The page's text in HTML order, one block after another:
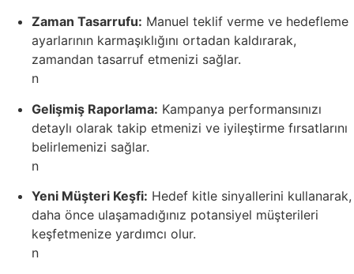
Zaman Tasarrufu: Manuel teklif verme ve hedefleme
ayarlarının karmaşıklığını ortadan kaldırarak,
zamandan tasarruf etmenizi sağlar.
n
Gelişmiş Raporlama: Kampanya performansınızı
detaylı olarak takip etmenizi ve iyileştirme fırsatlarını
belirlemenizi sağlar.
n
Yeni Müşteri Keşfi: Hedef kitle sinyallerini kullanarak,
daha önce ulaşamadığınız potansiyel müşterileri
keşfetmenize yardımcı olur.
n